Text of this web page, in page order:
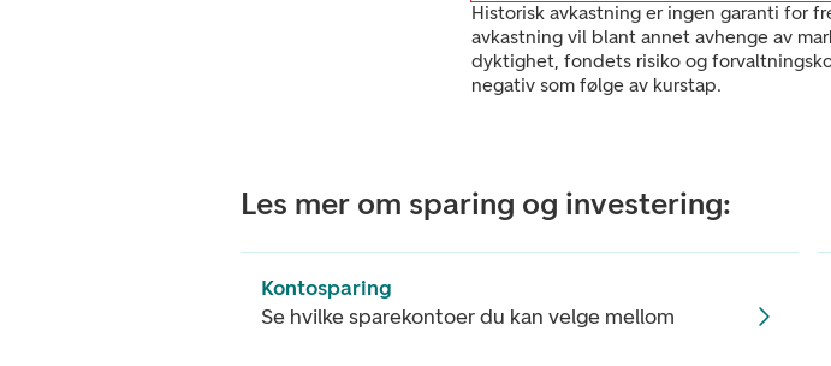
Historisk avkastning er ingen garanti for
avkastning vil blant annet avhenge av
dyktighet, fondets risiko og
negativ som følge av kurstap.
Les mer om sparing og investering:
Kontosparing
Se hvilke sparekontoer du kan velge mellom